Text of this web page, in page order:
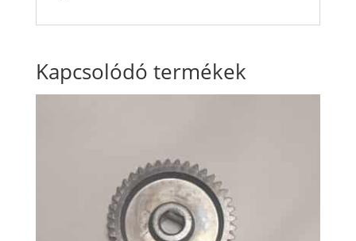
Kapcsolódó termékek